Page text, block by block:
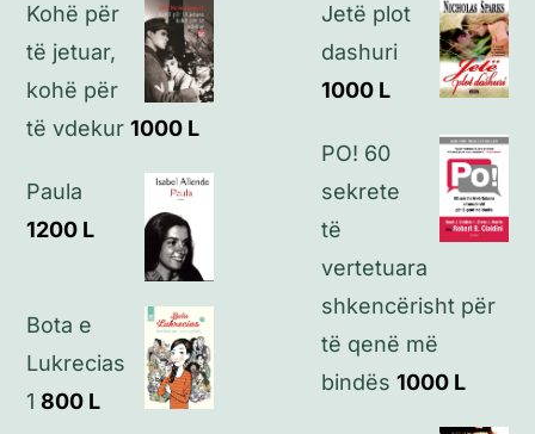
Politikat e privatësisë
Kohë për
të jetuar,
kohë për
të vdekur 1000 L
Paula
1200 L
Bota e
Lukrecias
1 800 L
Jetë plot
dashuri
1000 L
PO! 60
sekrete
të
vertetuara
shkencërisht për
të qenë më
bindës 1000 L